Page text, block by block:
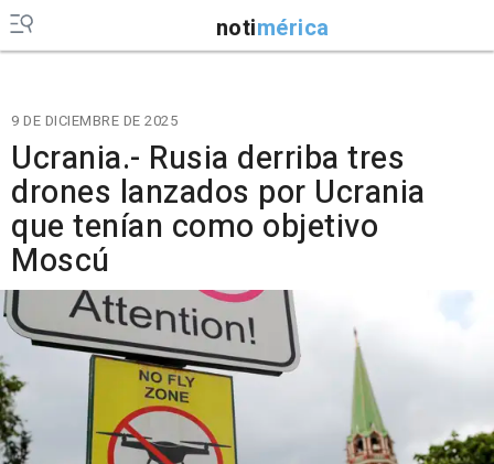
notimérica
9 DE DICIEMBRE DE 2025
Ucrania.- Rusia derriba tres
drones lanzados por Ucrania
que tenían como objetivo
Moscú